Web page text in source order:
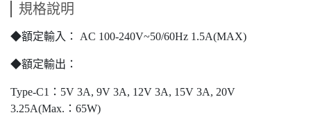
規格說明
◆額定輸入： AC 100-240V~50/60Hz 1.5A(MAX)
◆額定輸出：
Type-C1：5V 3A, 9V 3A, 12V 3A, 15V 3A, 20V
3.25A(Max.：65W)